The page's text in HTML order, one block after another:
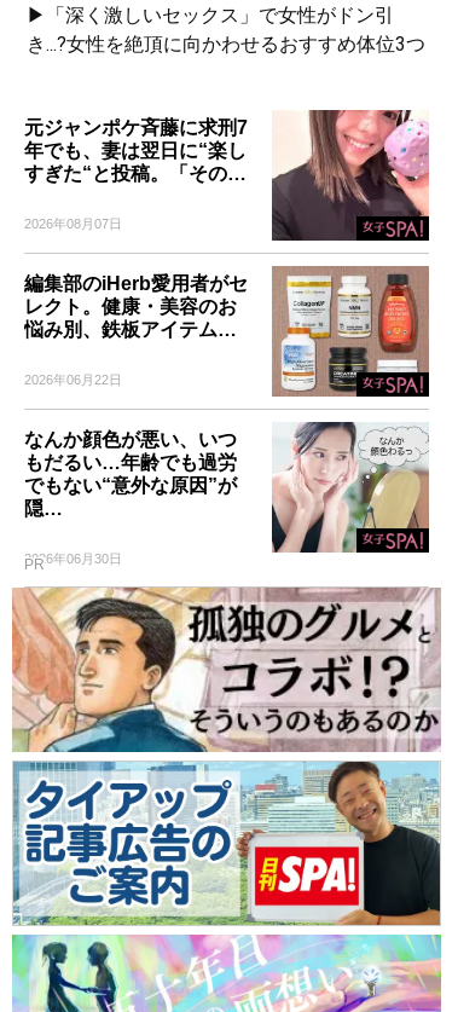
▶「深く激しいセックス」で女性がドン引
き...?女性を絶頂に向かわせるおすすめ体位3つ
元ジャンポケ斉藤に求刑7
年でも、妻は翌日に“楽し
すぎた“と投稿。「その…
2026年08月07日
編集部のiHerb愛用者がセ
レクト。健康・美容のお
悩み別、鉄板アイテム…
2026年06月22日
なんか顔色が悪い、いつ
もだるい…年齢でも過労
でもない“意外な原因”が
隠…
2026年06月30日
PR